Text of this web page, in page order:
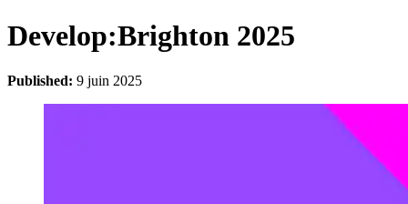
Develop:Brighton 2025
Published: 9 juin 2025